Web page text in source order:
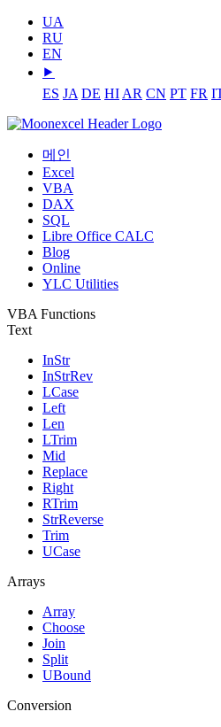
UA
RU
EN
⯈
ES JA DE HI AR CN PT FR
메인
Excel
VBA
DAX
SQL
Libre Office CALC
Blog
Online
YLC Utilities
VBA Functions
Text
InStr
InStrRev
LCase
Left
Len
LTrim
Mid
Replace
Right
RTrim
StrReverse
Trim
UCase
Arrays
Array
Choose
Join
Split
UBound
Conversion